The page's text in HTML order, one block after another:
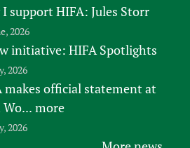
support HIFA: Jules Storr
2026
initiative: HIFA Spotlights
2026
makes official statement at
more
2026